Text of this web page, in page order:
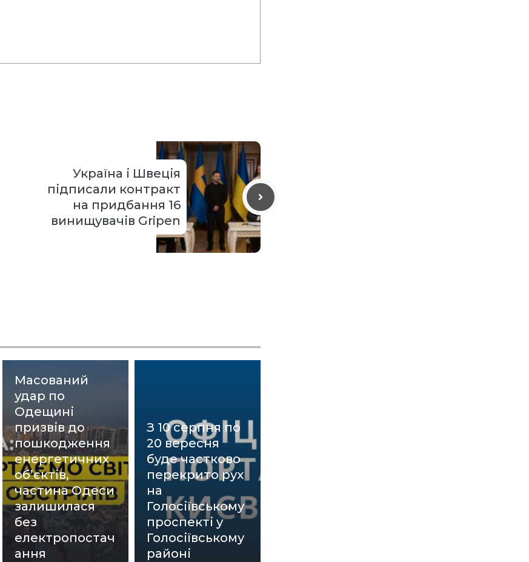
Україна і Швеція
підписали контракт
на придбання 16
винищувачів Gripen
Масований
удар по
Одещині
призвів до
пошкодження
енергетичних
об’єктів,
частина Одеси
залишилася
без
електропостач
ання
З 10 серпня по
20 вересня
буде частково
перекрито рух
на
Голосіївському
проспекті у
Голосіївському
районі